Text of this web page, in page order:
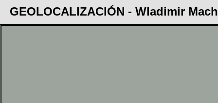
GEOLOCALIZACIÓN - Wladimir